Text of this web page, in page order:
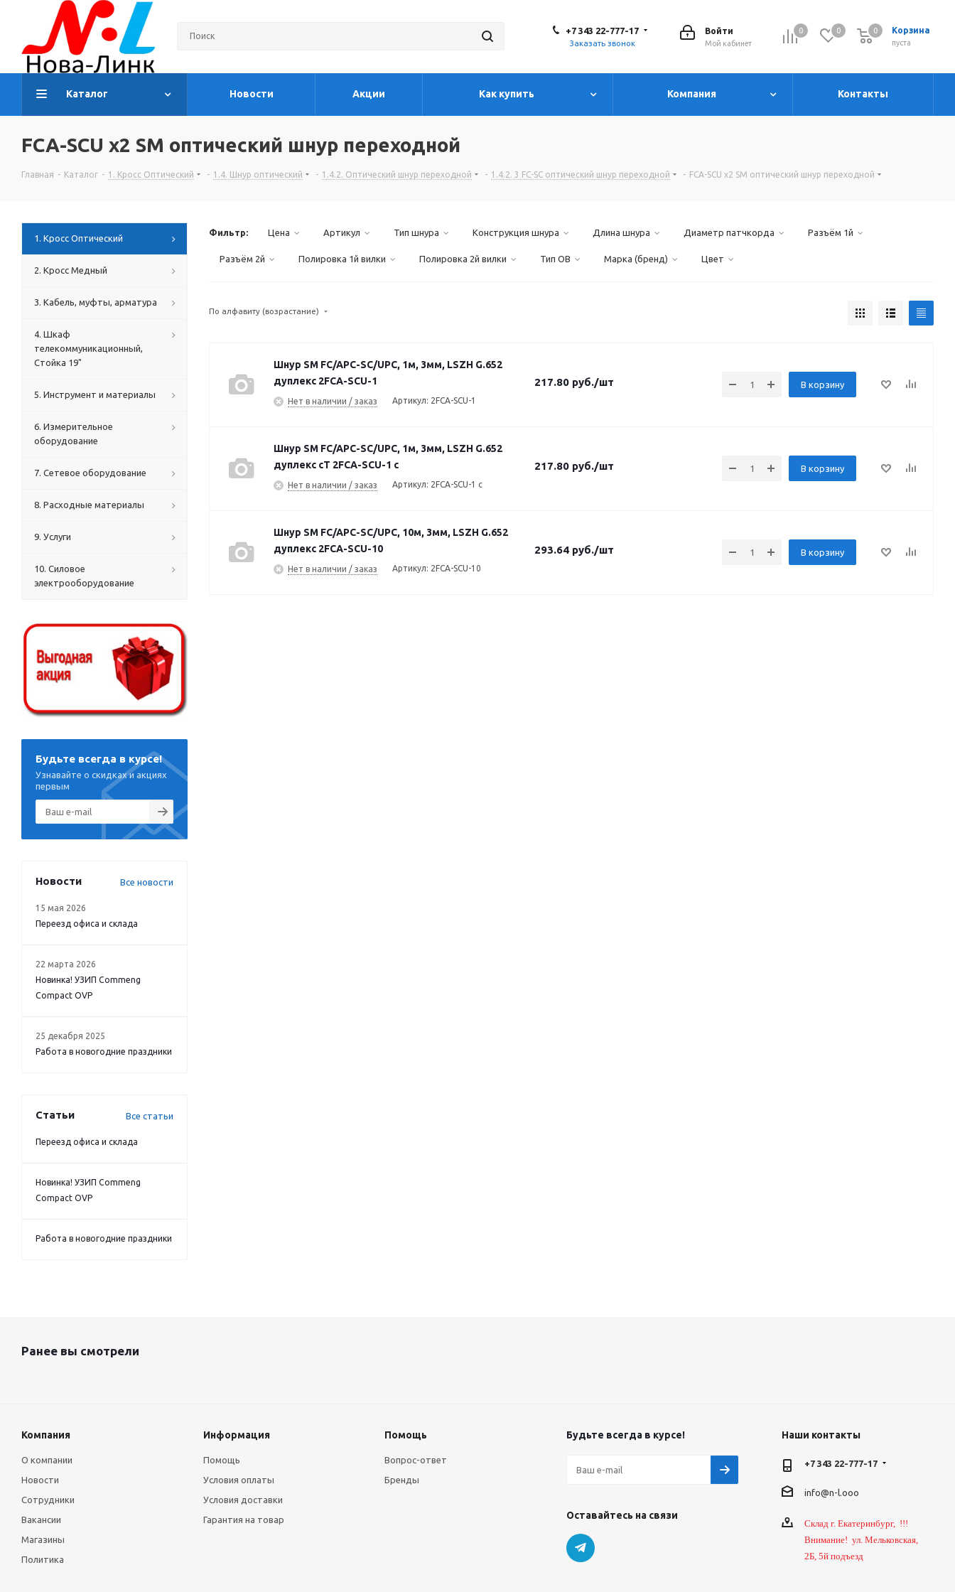
0 0 Корзина
0
пуста
0
Войти
Мой кабинет
+7 343 22-777-17
Заказать звонок
Каталог Новости Акции Как купить Компания Контакты
FCA-SCU х2 SM оптический шнур переходной
Главная - Каталог - 1. Кросс Оптический - 1.4. Шнур оптический - 1.4.2. Оптический шнур переходной - 1.4.2. 3 FC-SC оптический шнур переходной - FCA-SCU х2 SM оптический шнур переходной
Фильтр: Цена Артикул Тип шнура Конструкция шнура Длина шнура Диаметр патчкорда Разъём 1й
Разъём 2й Полировка 1й вилки Полировка 2й вилки Тип OB Марка (бренд) Цвет
По алфавиту (возрастание)
Шнур SM FC/APC-SC/UPC, 1м, 3мм, LSZH G.652
дуплекс 2FCA-SCU-1
Нет в наличии / заказ Артикул: 2FCA-SCU-1
217.80 руб./шт В корзину
Шнур SM FC/APC-SC/UPC, 1м, 3мм, LSZH G.652
дуплекс cT 2FCA-SCU-1 c
Нет в наличии / заказ Артикул: 2FCA-SCU-1 c
217.80 руб./шт В корзину
Шнур SM FC/APC-SC/UPC, 10м, 3мм, LSZH G.652
дуплекс 2FCA-SCU-10
Нет в наличии / заказ Артикул: 2FCA-SCU-10
293.64 руб./шт В корзину
1. Кросс Оптический
2. Кросс Медный
3. Кабель, муфты, арматура
4. Шкаф
телекоммуникационный,
Стойка 19"
5. Инструмент и материалы
6. Измерительное
оборудование
7. Сетевое оборудование
8. Расходные материалы
9. Услуги
10. Силовое
электрооборудование
Будьте всегда в курсе!
Узнавайте о скидках и акциях
первым
Новости Все новости
15 мая 2026
Переезд офиса и склада
22 марта 2026
Новинка! УЗИП Commeng
Compact OVP
25 декабря 2025
Работа в новогодние праздники
Статьи Все статьи
Переезд офиса и склада
Новинка! УЗИП Commeng
Compact OVP
Работа в новогодние праздники
Ранее вы смотрели
Компания
О компании
Новости
Сотрудники
Вакансии
Магазины
Политика
Информация
Помощь
Условия оплаты
Условия доставки
Гарантия на товар
Помощь
Вопрос-ответ
Бренды
Будьте всегда в курсе!
Оставайтесь на связи
Наши контакты
+7 343 22-777-17
info@n-l.ooo
Склад г. Екатеринбург, !!!
Внимание! ул. Мельковская,
2Б, 5й подъезд